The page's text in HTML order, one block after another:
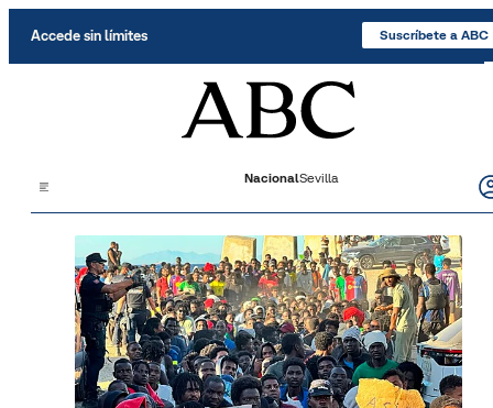
Accede sin límites Suscríbete a ABC
NacionalSevilla